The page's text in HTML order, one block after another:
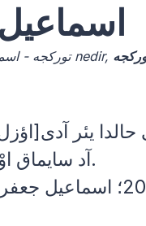
- اسماعیل
توركجه - اسماعیل nedir,
آد سایماق اوْلار).